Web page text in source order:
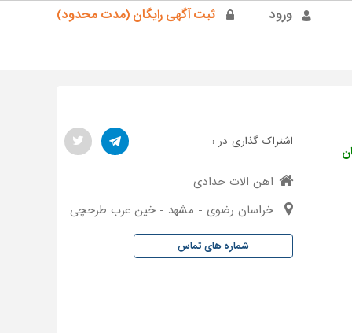
ورود ثبت آگهی رایگان (مدت محدود)
اشتراک گذاری در :
اهن الات حدادی
خراسان رضوی - مشهد - خین عرب طرحچی
شماره های تماس